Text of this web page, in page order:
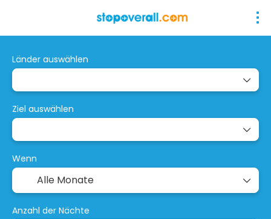
Länder auswählen
Ziel auswählen
Wenn
Anzahl der Nächte